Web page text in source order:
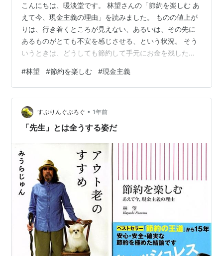
こんにちは、暖淡堂です。 林望さんの「節約を楽しむ あ
えて今、現金主義の理由」を読みました。 ものの値上が
りは、行き着くところが見えない、あるいは、その先に
あるものがとても不安を感じさせる、という状況。 そう
いうときは、どうしても節約して手元にお金を残したい
状況の我が家にとって、この本に書かれている内容は、
とても納得できるものでした。 特に、我が家は僕も妻も
娘も、全員が現金主義。 公共料金や携帯電話代など、家
計費内の固定費的なものは引き落としにしていますが、
日常のお買い物は現金を使っています。 それと、プリペ
#林望 #節約を楽しむ #現金主義
すぷりんぐぶろぐ • 1年前
「先生」とは全うする姿だ